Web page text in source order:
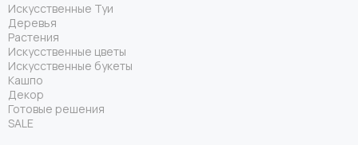
Искусственные Туи
Деревья
Растения
Искусственные цветы
Искусственные букеты
Кашпо
Декор
Готовые решения
SALE